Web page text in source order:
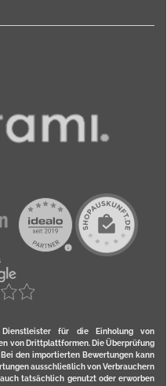
für die Einholung von
von Drittplattformen. Die Überprüfung
den importierten Bewertungen kann
ausschließlich von Verbrauchern
tatsächlich genutzt oder erworben